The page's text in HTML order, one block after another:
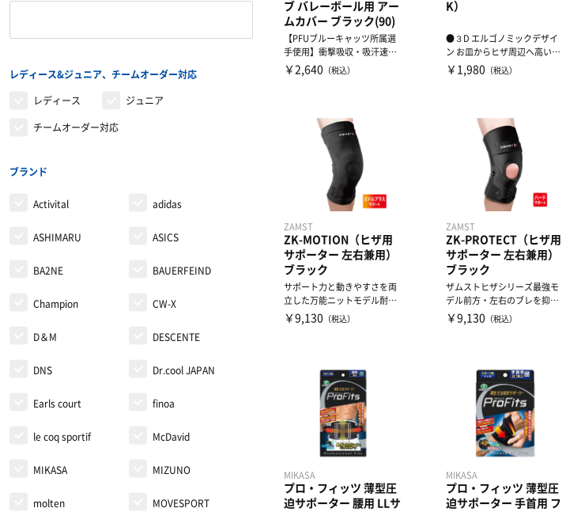
ブ バレーボール用 アー
ムカバー ブラック(90)
【PFUブルーキャッツ所属選
手使用】衝撃吸収・吸汗速乾
性のある起毛タイプトリコ
￥2,640 （税込）
K）
●３D エルゴノミックデザイ
ン お皿からヒザ周辺へ高いフ
ィット性と動きやすさを実...
￥1,980 （税込）
ZAMST
ZK-MOTION（ヒザ用
サポーター 左右兼用）
ブラック
サポート力と動きやすさを両
立した万能ニットモデル耐久
性とフィット性を兼ね備えた
￥9,130 （税込）
ZAMST
ZK-PROTECT（ヒザ用
サポーター 左右兼用）
ブラック
ザムストヒザシリーズ最強モ
デル前方・左右のブレを抑え
るサポート力最強モデル【左
￥9,130 （税込）
MIKASA
プロ・フィッツ 薄型圧
迫サポーター 腰用 LLサ
MIKASA
プロ・フィッツ 薄型圧
迫サポーター 手首用 フ
ウィンドブレーカー・ピステ
レディース＆ジュニア
リストバンド・ヘアバンド
エクササイズマット
レディース&ジュニア、チームオーダー対応
レディース ジュニア
チームオーダー対応
ブランド
Activital adidas
ASHIMARU ASICS
BA2NE BAUERFEIND
Champion CW-X
D＆M DESCENTE
DNS Dr.cool JAPAN
Earls court finoa
le coq sportif McDavid
MIKASA MIZUNO
molten MOVESPORT